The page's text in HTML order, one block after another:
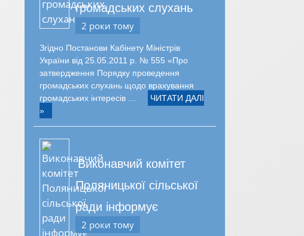
громадських слухань
2 роки тому
Згідно Постанови Кабінету Міністрів
України від 25.05.2011 р. № 555 «Про
затвердження Порядку проведення
громадських слухань щодо врахування
громадських інтересів …
ЧИТАТИ ДАЛІ
»
Виконавчий комітет
Поляницької сільської
ради інформує
2 роки тому